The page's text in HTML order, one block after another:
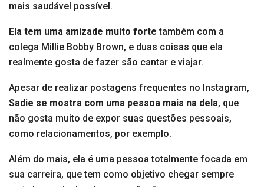
mais saudável possível.
Ela tem uma amizade muito forte também com a
colega Millie Bobby Brown, e duas coisas que ela
realmente gosta de fazer são cantar e viajar.
Apesar de realizar postagens frequentes no Instagram,
Sadie se mostra com uma pessoa mais na dela, que
não gosta muito de expor suas questões pessoais,
como relacionamentos, por exemplo.
Além do mais, ela é uma pessoa totalmente focada em
sua carreira, que tem como objetivo chegar sempre